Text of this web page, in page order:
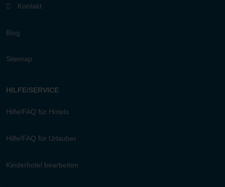
Kontakt
Blog
Sitemap
HILFE/SERVICE
Hilfe/FAQ für Hotels
Hilfe/FAQ für Urlauber
Kinderhotel bearbeiten